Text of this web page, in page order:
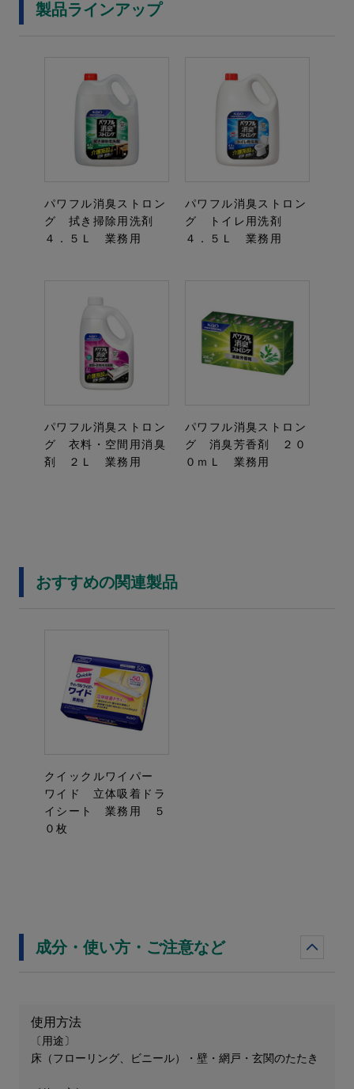
製品ラインアップ
パワフル消臭ストロン
グ 拭き掃除用洗剤
４．５Ｌ 業務用
パワフル消臭ストロン
グ トイレ用洗剤
４．５Ｌ 業務用
パワフル消臭ストロン
グ 衣料・空間用消臭
剤 ２Ｌ 業務用
パワフル消臭ストロン
グ 消臭芳香剤 ２０
０ｍＬ 業務用
おすすめの関連製品
クイックルワイパー
ワイド 立体吸着ドラ
イシート 業務用 ５
０枚
成分・使い方・ご注意など
使用方法
〔用途〕
床（フローリング、ビニール）・壁・網戸・玄関のたたき